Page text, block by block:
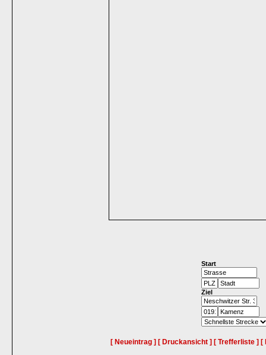
Start
Ziel
[ Neueintrag ] [ Druckansicht ] [ Trefferliste ] [